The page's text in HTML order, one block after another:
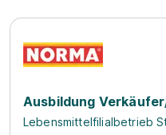
Ausbildung
Lebensmittelfilialbetrieb